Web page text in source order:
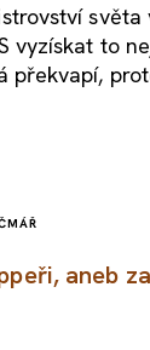
vyzískat to
aneb